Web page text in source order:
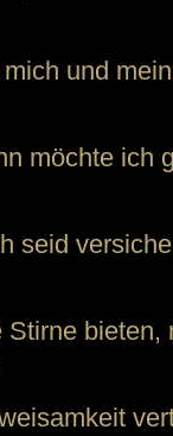
und
möchte ich
seid
bieten,